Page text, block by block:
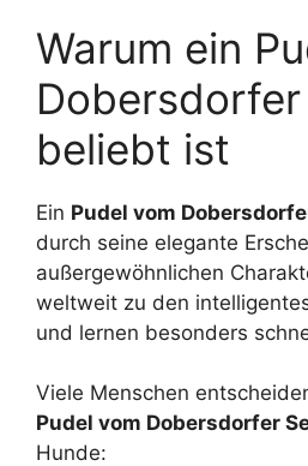
Warum ein
Dobersdorfer
beliebt ist
Ein Pudel vom
durch seine elegante
außergewöhnlichen
weltweit zu den
und lernen besonders
Viele Menschen
Pudel vom Dobersdorfer
Hunde: